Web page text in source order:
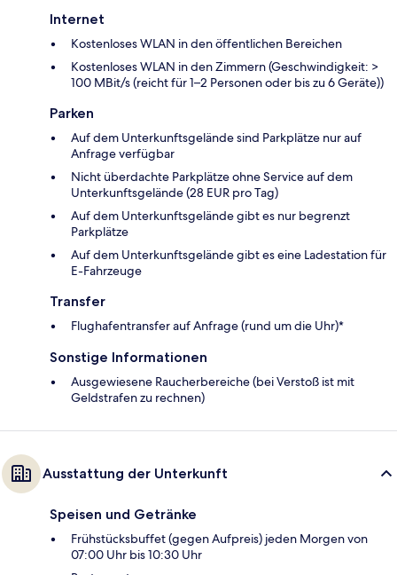
Internet
Kostenloses WLAN in den öffentlichen Bereichen
Kostenloses WLAN in den Zimmern (Geschwindigkeit: >
100 MBit/s (reicht für 1–2 Personen oder bis zu 6 Geräte))
Parken
Auf dem Unterkunftsgelände sind Parkplätze nur auf
Anfrage verfügbar
Nicht überdachte Parkplätze ohne Service auf dem
Unterkunftsgelände (28 EUR pro Tag)
Auf dem Unterkunftsgelände gibt es nur begrenzt
Parkplätze
Auf dem Unterkunftsgelände gibt es eine Ladestation für
E-Fahrzeuge
Transfer
Flughafentransfer auf Anfrage (rund um die Uhr)*
Sonstige Informationen
Ausgewiesene Raucherbereiche (bei Verstoß ist mit
Geldstrafen zu rechnen)
Ausstattung der Unterkunft
Speisen und Getränke
Frühstücksbuffet (gegen Aufpreis) jeden Morgen von
07:00 Uhr bis 10:30 Uhr